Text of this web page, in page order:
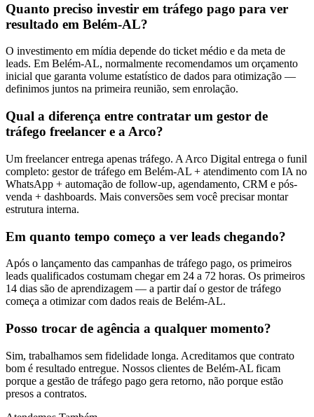
Quanto preciso investir em tráfego pago para ver
resultado em Belém-AL?
O investimento em mídia depende do ticket médio e da meta de
leads. Em Belém-AL, normalmente recomendamos um orçamento
inicial que garanta volume estatístico de dados para otimização —
definimos juntos na primeira reunião, sem enrolação.
Qual a diferença entre contratar um gestor de
tráfego freelancer e a Arco?
Um freelancer entrega apenas tráfego. A Arco Digital entrega o funil
completo: gestor de tráfego em Belém-AL + atendimento com IA no
WhatsApp + automação de follow-up, agendamento, CRM e pós-
venda + dashboards. Mais conversões sem você precisar montar
estrutura interna.
Em quanto tempo começo a ver leads chegando?
Após o lançamento das campanhas de tráfego pago, os primeiros
leads qualificados costumam chegar em 24 a 72 horas. Os primeiros
14 dias são de aprendizagem — a partir daí o gestor de tráfego
começa a otimizar com dados reais de Belém-AL.
Posso trocar de agência a qualquer momento?
Sim, trabalhamos sem fidelidade longa. Acreditamos que contrato
bom é resultado entregue. Nossos clientes de Belém-AL ficam
porque a gestão de tráfego pago gera retorno, não porque estão
presos a contratos.